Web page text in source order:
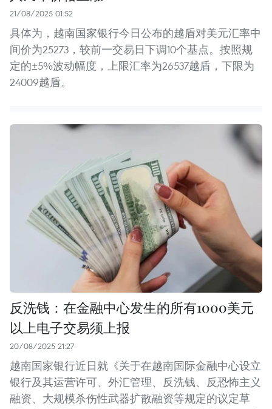
21/08/2025 01:52
具体为，越南国家银行今日公布的越盾对美元汇率中
间价为25273，较前一交易日下调10个基点。按照规
定的±5%波动幅度，上限汇率为26537越盾，下限为
24009越盾。
反洗钱：在金融中心发生的所有1000美元
以上电子交易须上报
20/08/2025 21:27
越南国家银行近日就《关于在越南国际金融中心设立
银行及其运营许可、外汇管理、反洗钱、反恐怖主义
融资、大规模杀伤性武器扩散融资等规定的议定草